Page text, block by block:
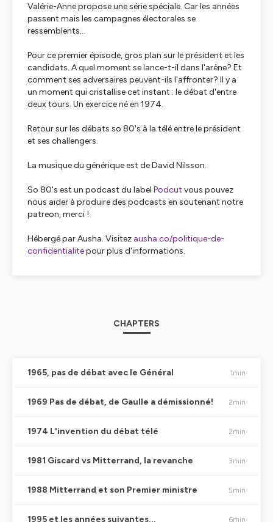
Valérie-Anne propose une série spéciale. Car les années
passent mais les campagnes électorales se
ressemblents...
Pour ce premier épisode, gros plan sur le président et les
candidats. A quel moment se lance-t-il dans l'arène? Et
comment ses adversaires peuvent-ils l'affronter? Il y a
un moment qui cristallise cet instant : le débat d'entre
deux tours. Un exercice né en 1974.
Retour sur les débats so 80's à la télé entre le président
et ses challengers.
La musique du générique est de David Nilsson.
So 80's est un podcast du label Podcut vous pouvez
nous aider à produire des podcasts en soutenant notre
patreon, merci !
Hébergé par Ausha. Visitez ausha.co/politique-de-
confidentialitepour plus d'informations.
CHAPTERS
1965, pas de débat avec le Général 1min
1969 Pas de débat, de Gaulle a démissionné! 2min
1974 L'invention du débat télé 2min
1981 Giscard vs Mitterrand, la revanche 3min
1988 Mitterrand et son Premier ministre 5min
1995 et les années suivantes... 6min